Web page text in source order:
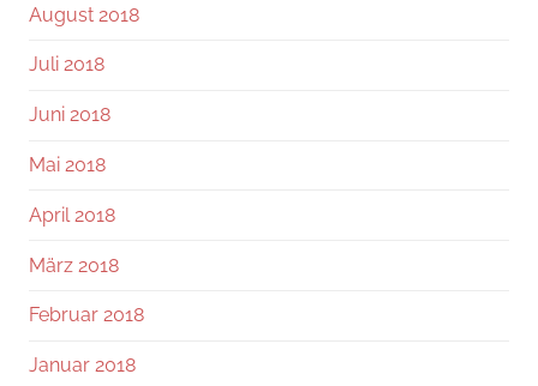
August 2018
Juli 2018
Juni 2018
Mai 2018
April 2018
März 2018
Februar 2018
Januar 2018